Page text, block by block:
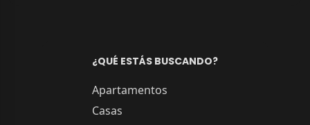
¿QUÉ ESTÁS BUSCANDO?
Apartamentos
Casas